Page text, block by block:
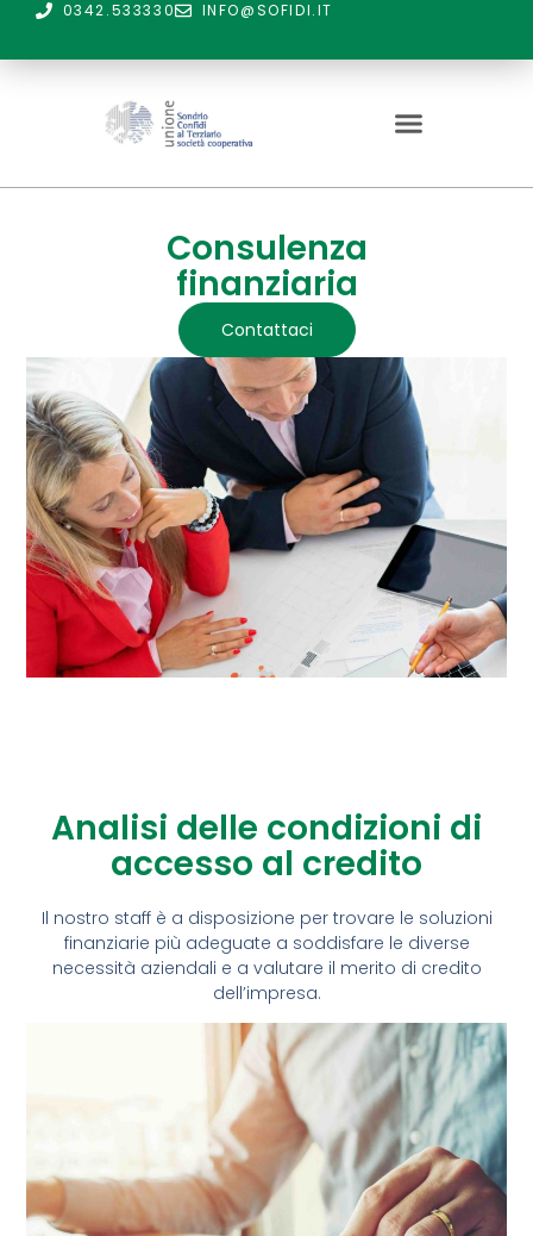
0342.533330 INFO@SOFIDI.IT
Consulenza
finanziaria
Contattaci
Analisi delle condizioni di
accesso al credito
Il nostro staff è a disposizione per trovare le soluzioni
finanziarie più adeguate a soddisfare le diverse
necessità aziendali e a valutare il merito di credito
dell’impresa.